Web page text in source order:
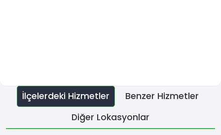
İlçelerdeki Hizmetler
Benzer Hizmetler
Diğer Lokasyonlar